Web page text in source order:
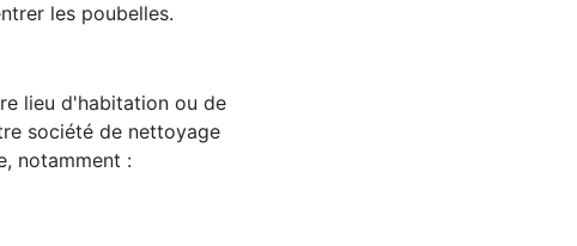
les poubelles.
lieu d'habitation ou de
société de nettoyage
notamment :